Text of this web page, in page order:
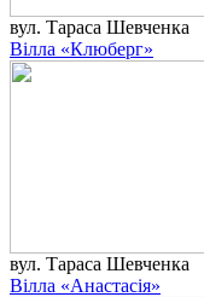
вул. Тараса Шевченка
Вілла «Клюберг»
вул. Тараса Шевченка
Вілла «Анастасія»